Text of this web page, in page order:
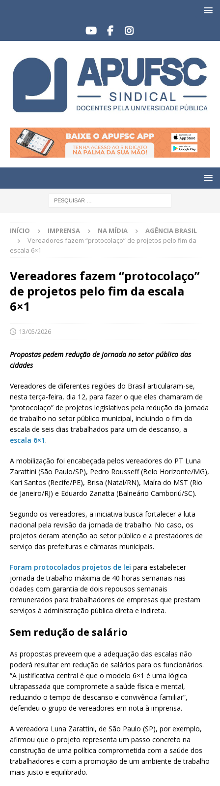
INÍCIO IMPRENSA NA MÍDIA
AGÊNCIA BRASIL
Vereadores fazem “protocolaço” de projetos pelo fim da
escala 6×1
Vereadores fazem “protocolaço”
de projetos pelo fim da escala
6×1
13/05/2026
Propostas pedem redução de jornada no setor público das
cidades
Vereadores de diferentes regiões do Brasil articularam-se,
nesta terça-feira, dia 12, para fazer o que eles chamaram de
“protocolaço” de projetos legislativos pela redução da jornada
de trabalho no setor público municipal, incluindo o fim da
escala de seis dias trabalhados para um de descanso, a
escala 6×1.
A mobilização foi encabeçada pelos vereadores do PT Luna
Zarattini (São Paulo/SP), Pedro Rousseff (Belo Horizonte/MG),
Kari Santos (Recife/PE), Brisa (Natal/RN), Maíra do MST (Rio
de Janeiro/RJ) e Eduardo Zanatta (Balneário Camboriú/SC).
Segundo os vereadores, a iniciativa busca fortalecer a luta
nacional pela revisão da jornada de trabalho. No caso, os
projetos deram atenção ao setor público e a prestadores de
serviço das prefeituras e câmaras municipais.
Foram protocolados projetos de lei para estabelecer
jornada de trabalho máxima de 40 horas semanais nas
cidades com garantia de dois repousos semanais
remunerados para trabalhadores de empresas que prestam
serviços à administração pública direta e indireta.
Sem redução de salário
As propostas preveem que a adequação das escalas não
poderá resultar em redução de salários para os funcionários.
“A justificativa central é que o modelo 6×1 é uma lógica
ultrapassada que compromete a saúde física e mental,
reduzindo o tempo de descanso e convivência familiar”,
defendeu o grupo de vereadores em nota à imprensa.
A vereadora Luna Zarattini, de São Paulo (SP), por exemplo,
afirmou que o projeto representa um passo concreto na
construção de uma política comprometida com a saúde dos
trabalhadores e com a promoção de um ambiente de trabalho
mais justo e equilibrado.